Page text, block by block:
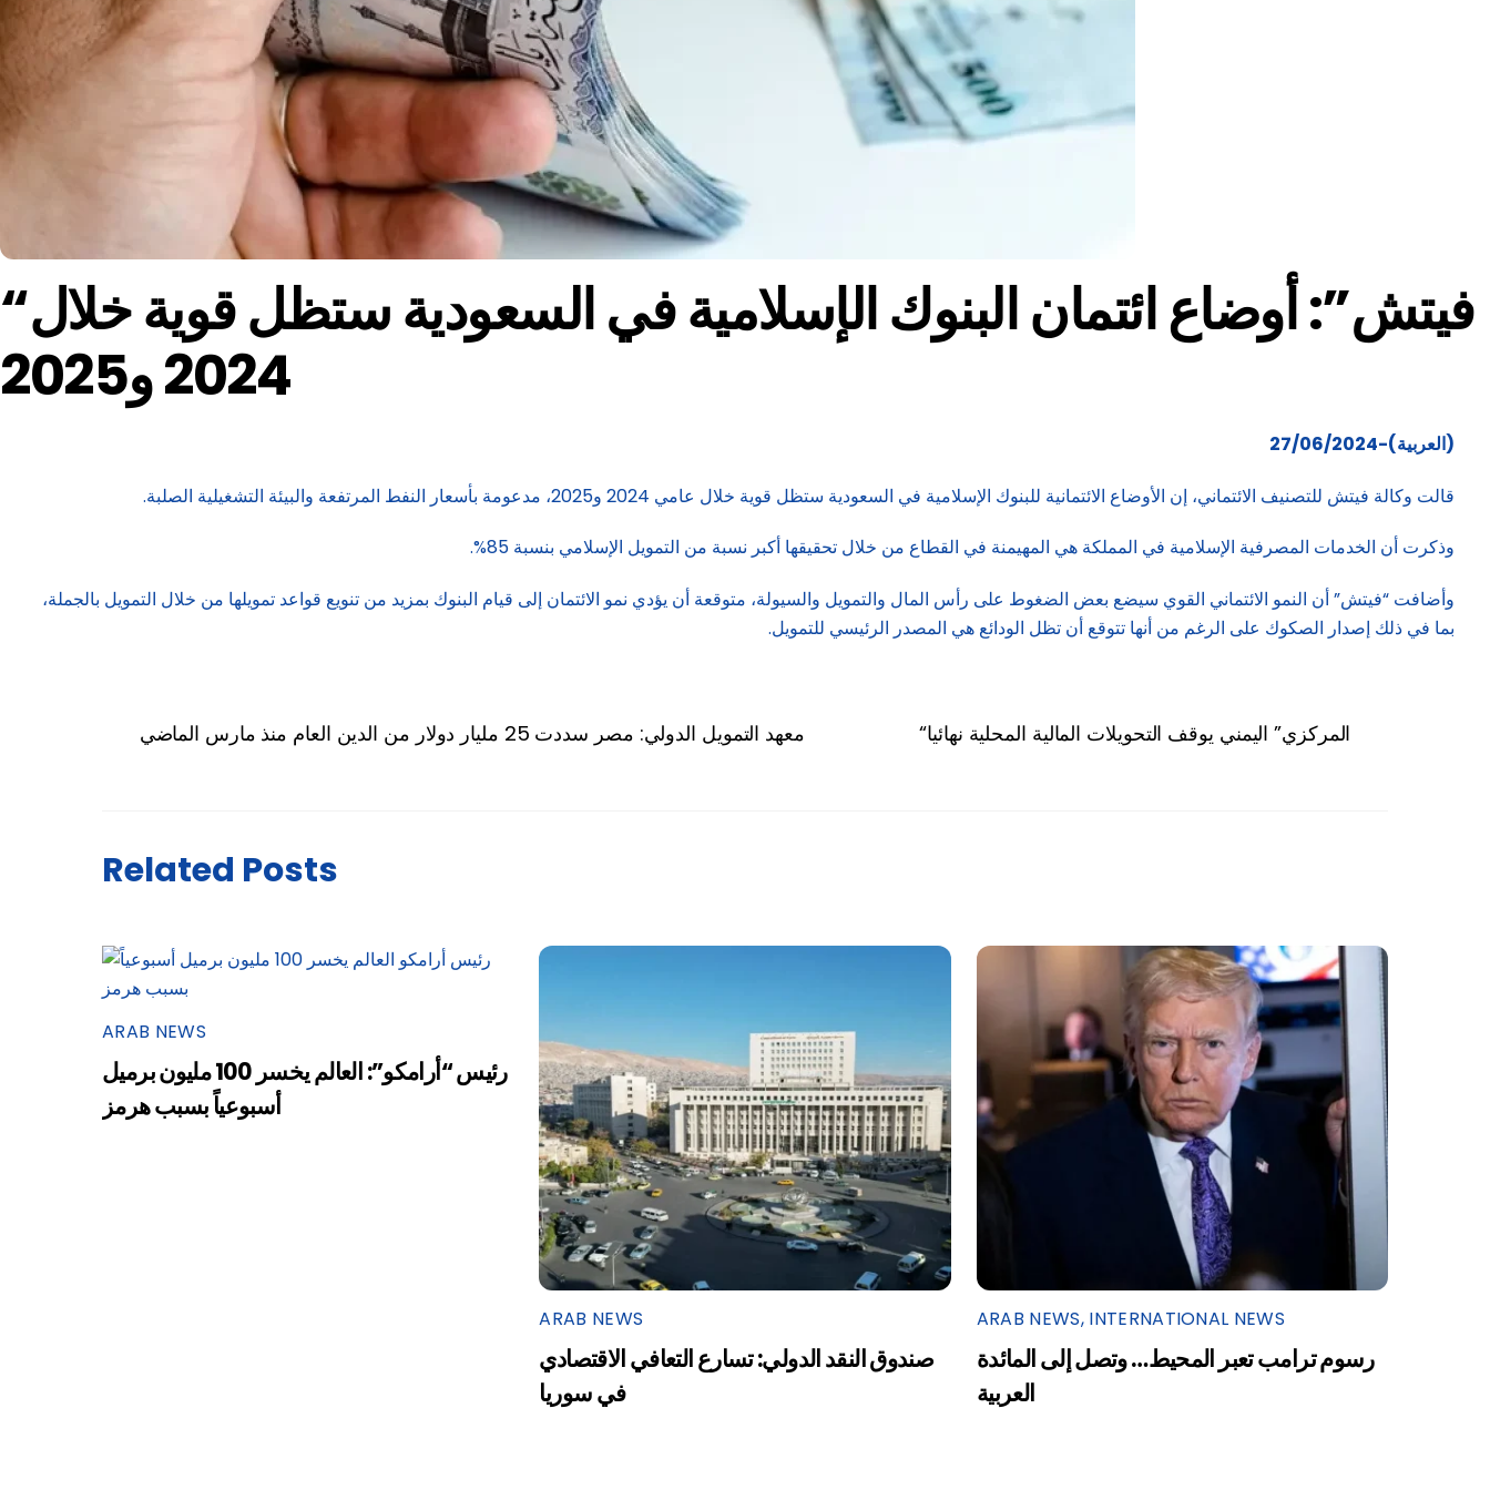
“فيتش”: أوضاع ائتمان البنوك الإسلامية في السعودية ستظل قوية خلال
2024 و2025
(العربية)-27/06/2024
قالت وكالة فيتش للتصنيف الائتماني، إن الأوضاع الائتمانية للبنوك الإسلامية في السعودية ستظل قوية خلال عامي 2024 و2025، مدعومة بأسعار النفط المرتفعة والبيئة التشغيلية الصلبة.
وذكرت أن الخدمات المصرفية الإسلامية في المملكة هي المهيمنة في القطاع من خلال تحقيقها أكبر نسبة من التمويل الإسلامي بنسبة 85%.
وأضافت “فيتش” أن النمو الائتماني القوي سيضع بعض الضغوط على رأس المال والتمويل والسيولة، متوقعة أن يؤدي نمو الائتمان إلى قيام البنوك بمزيد من تنويع قواعد تمويلها من خلال التمويل بالجملة،
بما في ذلك إصدار الصكوك على الرغم من أنها تتوقع أن تظل الودائع هي المصدر الرئيسي للتمويل.
معهد التمويل الدولي: مصر سددت 25 مليار دولار من الدين العام منذ مارس الماضي “المركزي” اليمني يوقف التحويلات المالية المحلية نهائيا
Related Posts
ARAB NEWS
رئيس “أرامكو”: العالم يخسر 100 مليون برميل
أسبوعياً بسبب هرمز
ARAB NEWS
صندوق النقد الدولي: تسارع التعافي الاقتصادي
في سوريا
ARAB NEWS, INTERNATIONAL NEWS
رسوم ترامب تعبر المحيط… وتصل إلى المائدة
العربية